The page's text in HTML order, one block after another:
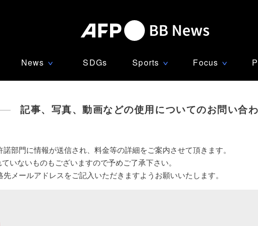
News ∨ SDGs Sports ∨ Focus ∨
記事、写真、動画などの使用についてのお問い合
部門に情報が送信され、料金等の詳細をご案内させて頂きます。
いないものもございますので予めご了承下さい。
メールアドレスをご記入いただきますようお願いいたします。